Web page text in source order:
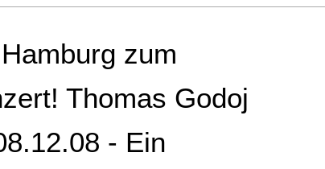
zum
Thomas Godoj
- Ein